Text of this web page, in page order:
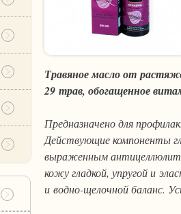
Травяное масло от
29 трав, обогащенное
Предназначено для
Действующие компоненты
выраженным
кожу гладкой, упругой и
и водно-щелочной баланс.